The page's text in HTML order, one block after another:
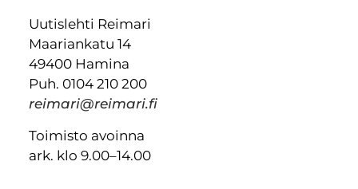
Uutislehti Reimari
Maariankatu 14
49400 Hamina
Puh. 0104 210 200
reimari@reimari.fi
Toimisto avoinna
ark. klo 9.00–14.00